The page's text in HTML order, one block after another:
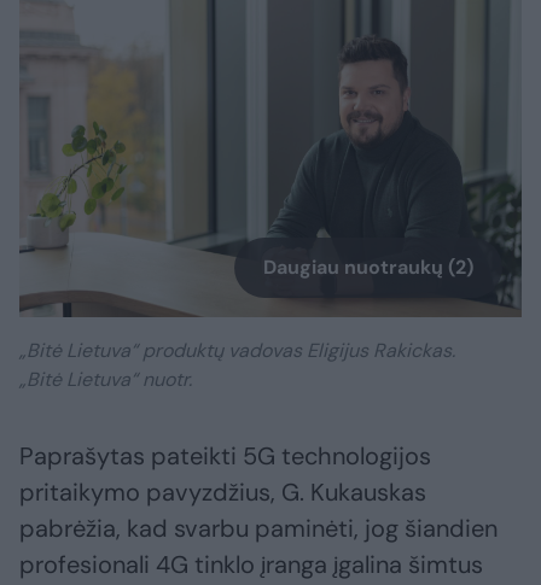
Daugiau nuotraukų (2)
„Bitė Lietuva“ produktų vadovas Eligijus Rakickas.
„Bitė Lietuva“ nuotr.
Paprašytas pateikti 5G technologijos
pritaikymo pavyzdžius, G. Kukauskas
pabrėžia, kad svarbu paminėti, jog šiandien
profesionali 4G tinklo įranga įgalina šimtus